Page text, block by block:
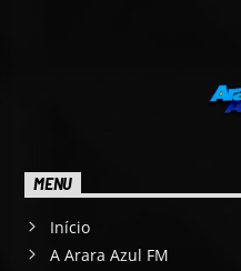
MENU
Início
A Arara Azul FM